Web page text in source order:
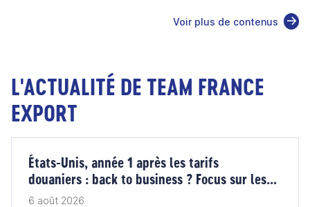
numérique et les énergies renouvelables.
environnement, ville durable, santé, et services
aux entreprises. Nos entreprises françaises,
reconnues pour leur savoir-faire et leur créativité,
a vocation de vous accompagner dans la
compréhension du marché chinois et vous fournira
Voir plus de contenus
L'ACTUALITÉ DE TEAM FRANCE
EXPORT
États-Unis, année 1 après les tarifs
douaniers : back to business ? Focus sur les
vins et les produits alimentaires
6 août 2026